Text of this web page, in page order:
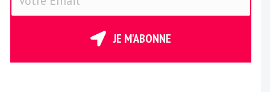
E
JE M'ABONNE